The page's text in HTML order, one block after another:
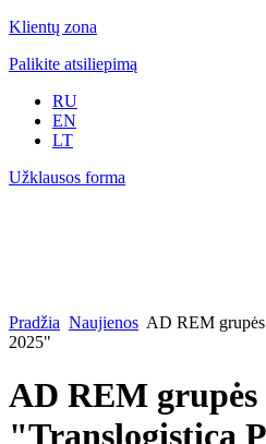
Klientų zona
Palikite atsiliepimą
RU
EN
LT
Užklausos forma
Pradžia Naujienos AD REM grupės
2025"
AD REM grupės
"Translogistica